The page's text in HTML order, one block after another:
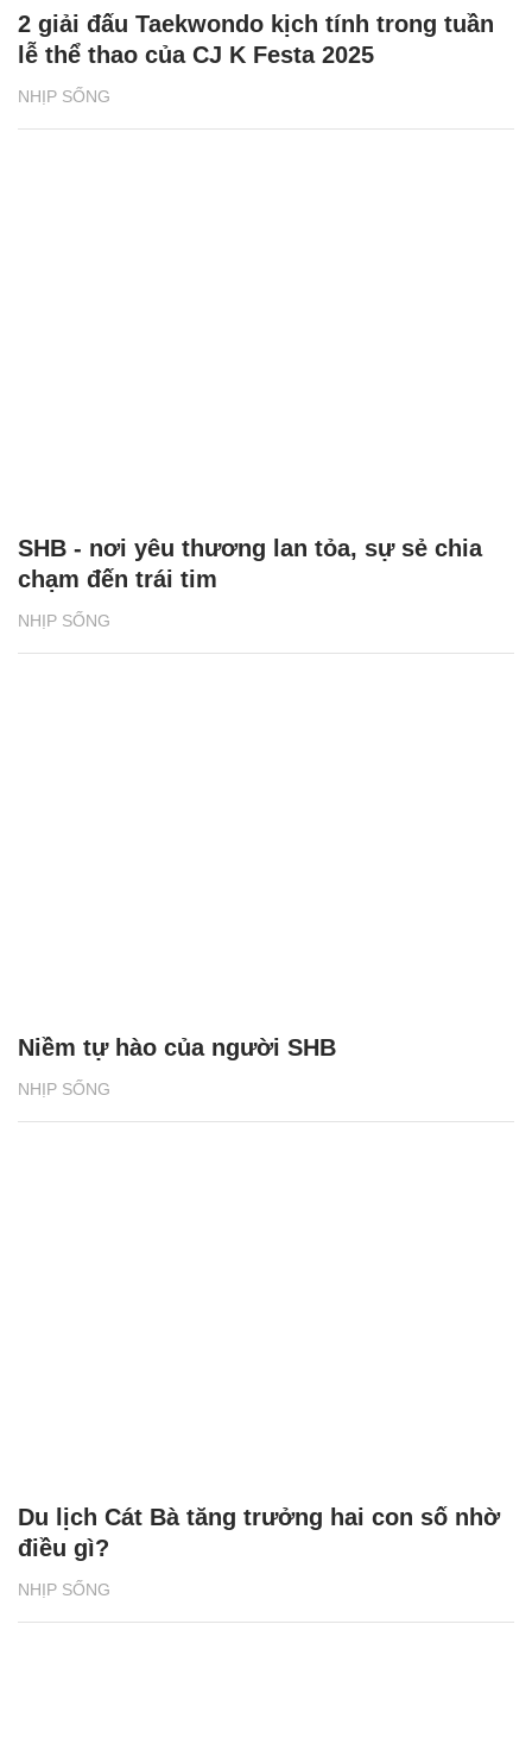
NHỊP SỐNG
2 giải đấu Taekwondo kịch tính trong tuần
lễ thể thao của CJ K Festa 2025
NHỊP SỐNG
SHB - nơi yêu thương lan tỏa, sự sẻ chia
chạm đến trái tim
NHỊP SỐNG
Niềm tự hào của người SHB
NHỊP SỐNG
Du lịch Cát Bà tăng trưởng hai con số nhờ
điều gì?